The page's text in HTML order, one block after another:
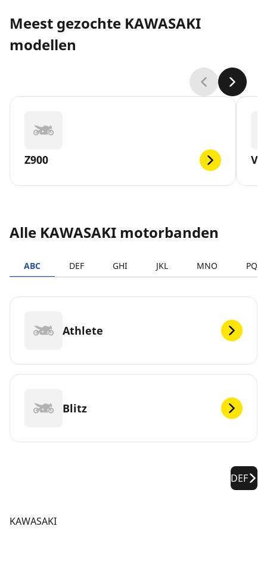
Meest gezochte KAWASAKI
modellen
Z900
Alle KAWASAKI motorbanden
ABC DEF GHI JKL MNO PQRS
Athlete
Blitz
DEF
KAWASAKI